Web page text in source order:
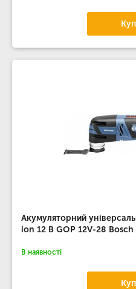
Акумуляторний
ion 12 В GOP 12V-28 Bosch
В наявності